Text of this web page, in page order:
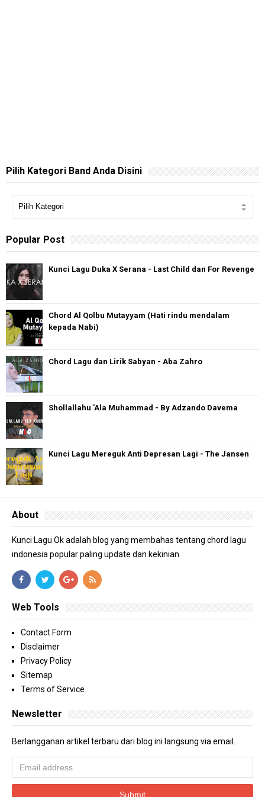
Pilih Kategori Band Anda Disini
Popular Post
Kunci Lagu Duka X Serana - Last Child dan For Revenge
Chord Al Qolbu Mutayyam (Hati rindu mendalam
kepada Nabi)
Chord Lagu dan Lirik Sabyan - Aba Zahro
Shollallahu 'Ala Muhammad - By Adzando Davema
Kunci Lagu Mereguk Anti Depresan Lagi - The Jansen
About
Kunci Lagu Ok adalah blog yang membahas tentang chord lagu
indonesia popular paling update dan kekinian.
Web Tools
Contact Form
Disclaimer
Privacy Policy
Sitemap
Terms of Service
Newsletter
Berlangganan artikel terbaru dari blog ini langsung via email.